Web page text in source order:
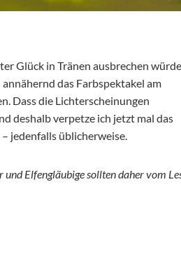
Glück in Tränen ausbrechen
das Farbspektakel am
Dass die Lichterscheinungen
deshalb verpetze ich jetzt mal das
jedenfalls üblicherweise.
Elfengläubige sollten daher vom